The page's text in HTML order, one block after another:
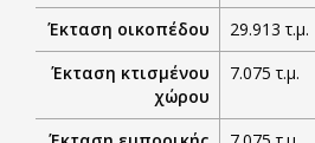
Έκταση οικοπέδου
29.913 τ.μ.
Έκταση κτισμένου
χώρου
7.075 τ.μ.